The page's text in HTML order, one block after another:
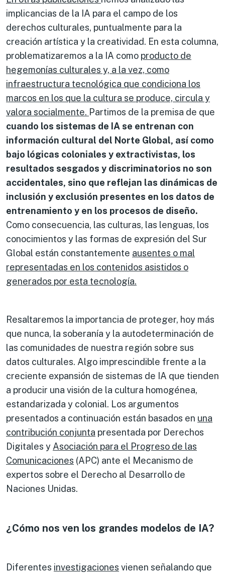
implicancias de la IA para el campo de los
derechos culturales, puntualmente para la
creación artística y la creatividad. En esta columna,
problematizaremos a la IA como producto de
hegemonías culturales y, a la vez, como
infraestructura tecnológica que condiciona los
marcos en los que la cultura se produce, circula y
valora socialmente. Partimos de la premisa de que
cuando los sistemas de IA se entrenan con
información cultural del Norte Global, así como
bajo lógicas coloniales y extractivistas, los
resultados sesgados y discriminatorios no son
accidentales, sino que reflejan las dinámicas de
inclusión y exclusión presentes en los datos de
entrenamiento y en los procesos de diseño.
Como consecuencia, las culturas, las lenguas, los
conocimientos y las formas de expresión del Sur
Global están constantemente ausentes o mal
representadas en los contenidos asistidos o
generados por esta tecnología.
Resaltaremos la importancia de proteger, hoy más
que nunca, la soberanía y la autodeterminación de
las comunidades de nuestra región sobre sus
datos culturales. Algo imprescindible frente a la
creciente expansión de sistemas de IA que tienden
a producir una visión de la cultura homogénea,
estandarizada y colonial. Los argumentos
presentados a continuación están basados en una
contribución conjunta presentada por Derechos
Digitales y Asociación para el Progreso de las
Comunicaciones (APC) ante el Mecanismo de
expertos sobre el Derecho al Desarrollo de
Naciones Unidas.
¿Cómo nos ven los grandes modelos de IA?
Diferentes investigaciones vienen señalando que